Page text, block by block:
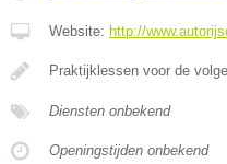
Website: http://
Praktijklessen voor de
Diensten onbekend
Openingstijden onbekend